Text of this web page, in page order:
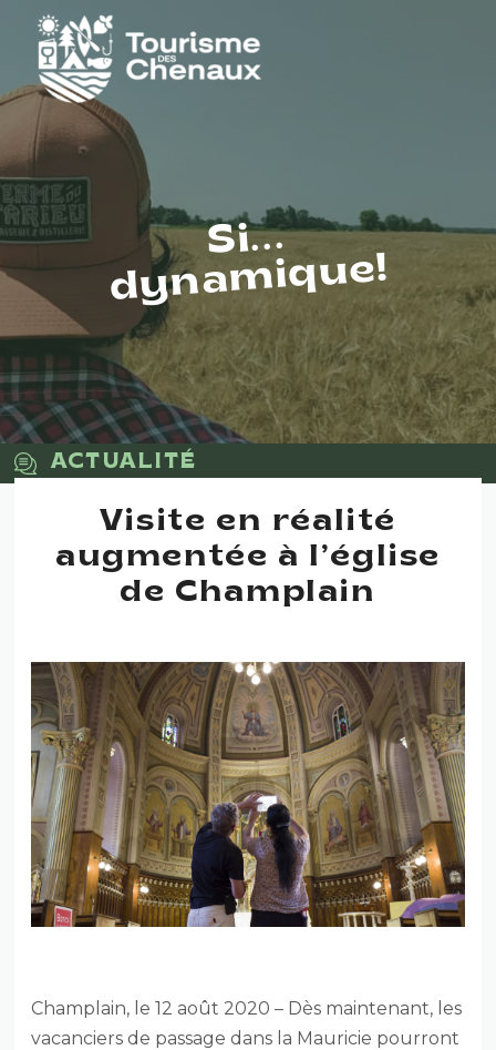
Si...
dynamique!
ACTUALITÉ
Visite en réalité
augmentée à l’église
de Champlain
Champlain, le 12 août 2020 – Dès maintenant, les
vacanciers de passage dans la Mauricie pourront